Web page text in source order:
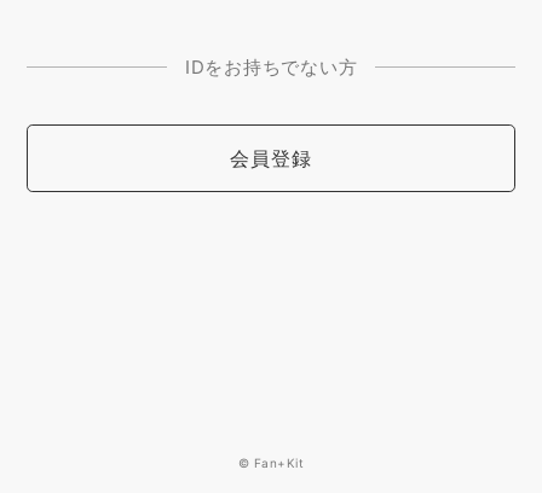
IDをお持ちでない方
会員登録
© Fan+Kit